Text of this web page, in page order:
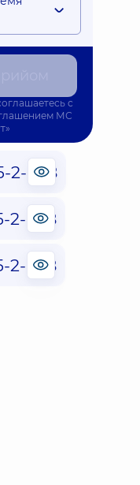
с
МС
2-888
2-888
2-888